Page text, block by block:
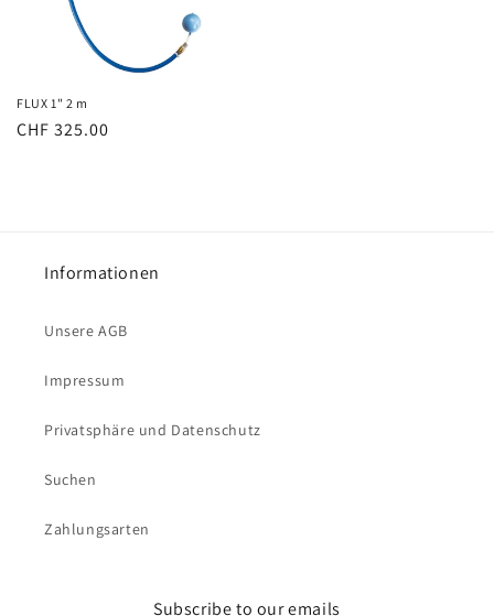
FLUX 1" 2 m
Normaler
CHF 325.00
Informationen
Unsere AGB
Impressum
Privatsphäre und Datenschutz
Suchen
Zahlungsarten
Subscribe to our emails